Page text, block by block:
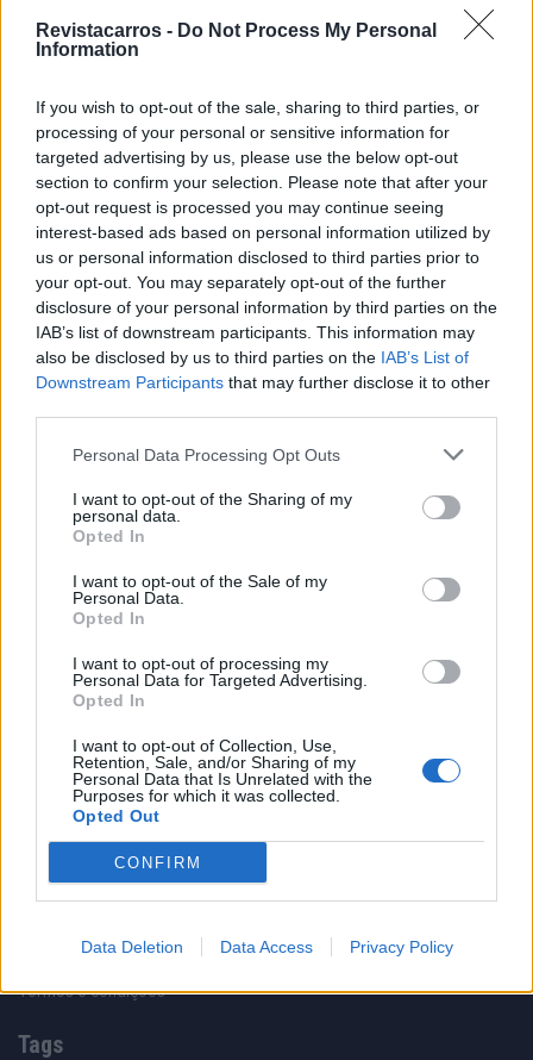
Revistacarros - Do Not Process My Personal
Information
If you wish to opt-out of the sale, sharing to third parties, or
processing of your personal or sensitive information for
targeted advertising by us, please use the below opt-out
section to confirm your selection. Please note that after your
opt-out request is processed you may continue seeing
interest-based ads based on personal information utilized by
us or personal information disclosed to third parties prior to
your opt-out. You may separately opt-out of the further
disclosure of your personal information by third parties on the
IAB’s list of downstream participants. This information may
also be disclosed by us to third parties on the IAB’s List of
Downstream Participants that may further disclose it to other
Personal Data Processing Opt Outs
I want to opt-out of the Sharing of my
personal data.
Opted In
I want to opt-out of the Sale of my
Personal Data.
Opted In
I want to opt-out of processing my
Personal Data for Targeted Advertising.
Opted In
I want to opt-out of Collection, Use,
Retention, Sale, and/or Sharing of my
Personal Data that Is Unrelated with the
Purposes for which it was collected.
Opted Out
CONFIRM
Data Deletion Data Access Privacy Policy
Este é um Porsche 911 Carrera RS 2.7 Safari
que todos podem comprar
13/03/2024
Vídeo – Tesla Cybertruck – Nunca vimos
nada assim!
13/05/2024
O Toyota mais português continua à venda
40 anos depois
31/07/2026
12/02/2024
Noticias do setor automóvel, novidades e ensaios.
Informação importante
Assinaturas
Estatuto Editorial
Termos e condições
Tags